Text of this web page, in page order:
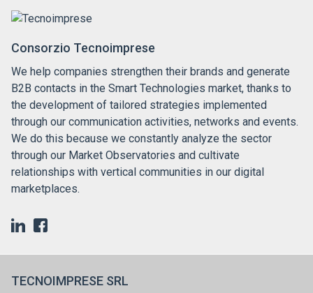
Consorzio Tecnoimprese
We help companies strengthen their brands and generate
B2B contacts in the Smart Technologies market, thanks to
the development of tailored strategies implemented
through our communication activities, networks and events.
We do this because we constantly analyze the sector
through our Market Observatories and cultivate
relationships with vertical communities in our digital
marketplaces.
TECNOIMPRESE SRL